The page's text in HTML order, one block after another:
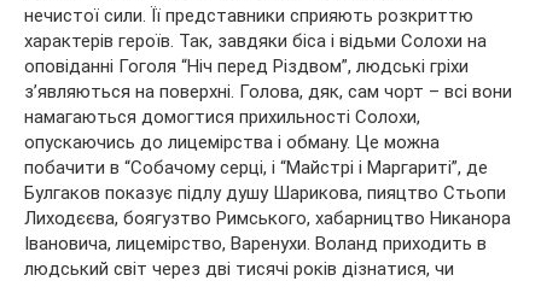
нечистої сили. Її представники сприяють розкриттю
характерів героїв. Так, завдяки біса і відьми Солохи на
оповіданні Гоголя “Ніч перед Різдвом”, людські гріхи
з’являються на поверхні. Голова, дяк, сам чорт – всі вони
намагаються домогтися прихильності Солохи,
опускаючись до лицемірства і обману. Це можна
побачити в “Собачому серці, і “Майстрі і Маргариті”, де
Булгаков показує підлу душу Шарикова, пияцтво Стьопи
Лиходєєва, боягузтво Римського, хабарництво Никанора
Івановича, лицемірство, Варенухи. Воланд приходить в
людський світ через дві тисячі років дізнатися, чи